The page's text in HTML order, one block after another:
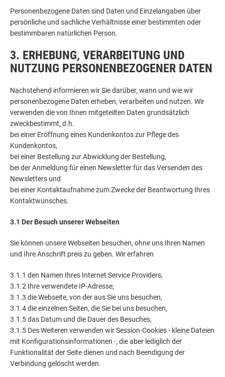
Personenbezogene Daten sind Daten und Einzelangaben über
persönliche und sachliche Verhältnisse einer bestimmten oder
bestimmbaren natürlichen Person.
3. ERHEBUNG, VERARBEITUNG UND
NUTZUNG PERSONENBEZOGENER DATEN
Nachstehend informieren wir Sie darüber, wann und wie wir
personenbezogene Daten erheben, verarbeiten und nutzen. Wir
verwenden die von Ihnen mitgeteilten Daten grundsätzlich
zweckbestimmt, d.h.
bei einer Eröffnung eines Kundenkontos zur Pflege des
Kundenkontos,
bei einer Bestellung zur Abwicklung der Bestellung,
bei der Anmeldung für einen Newsletter für das Versenden des
Newsletters und
bei einer Kontaktaufnahme zum Zwecke der Beantwortung Ihres
Kontaktwunsches.
3.1 Der Besuch unserer Webseiten
Sie können unsere Webseiten besuchen, ohne uns Ihren Namen
und Ihre Anschrift preis zu geben. Wir erfahren
3.1.1 den Namen Ihres Internet Service Providers,
3.1.2 Ihre verwendete IP-Adresse,
3.1.3 die Webseite, von der aus Sie uns besuchen,
3.1.4 die einzelnen Seiten, die Sie bei uns besuchen,
3.1.5 das Datum und die Dauer des Besuches,
3.1.5 Des Weiteren verwenden wir Session-Cookies - kleine Dateien
mit Konfigurationsinformationen -, die aber lediglich der
Funktionalität der Seite dienen und nach Beendigung der
Verbindung gelöscht werden.